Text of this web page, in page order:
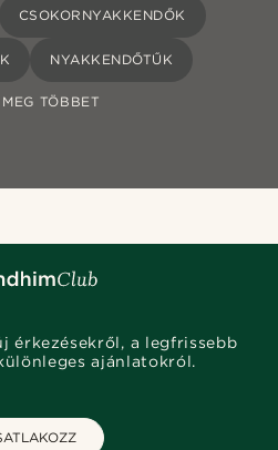
CSOKORNYAKKENDŐK
NYAKKENDŐTŰK
TÖBBET
érkezésekről, a legfrissebb
ajánlatokról.